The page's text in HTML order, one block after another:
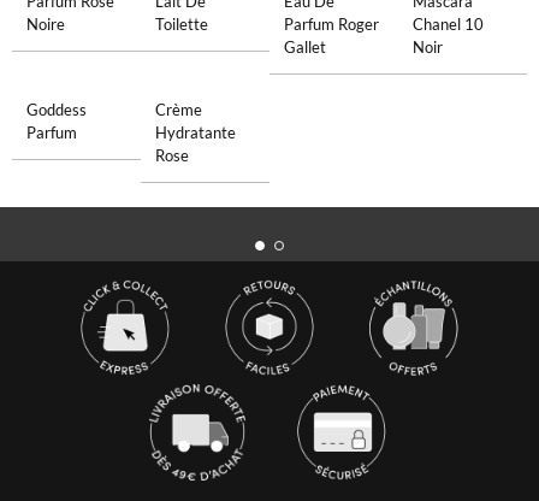
Noire
Toilette
Parfum Roger
Gallet
Chanel 10
Noir
Goddess
Parfum
Crème
Hydratante
Rose